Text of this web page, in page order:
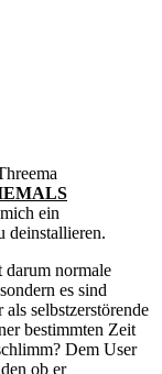
ein
deinstallieren.
darum normale
es sind
selbstzerstörende
bestimmten Zeit
Dem User
ob er